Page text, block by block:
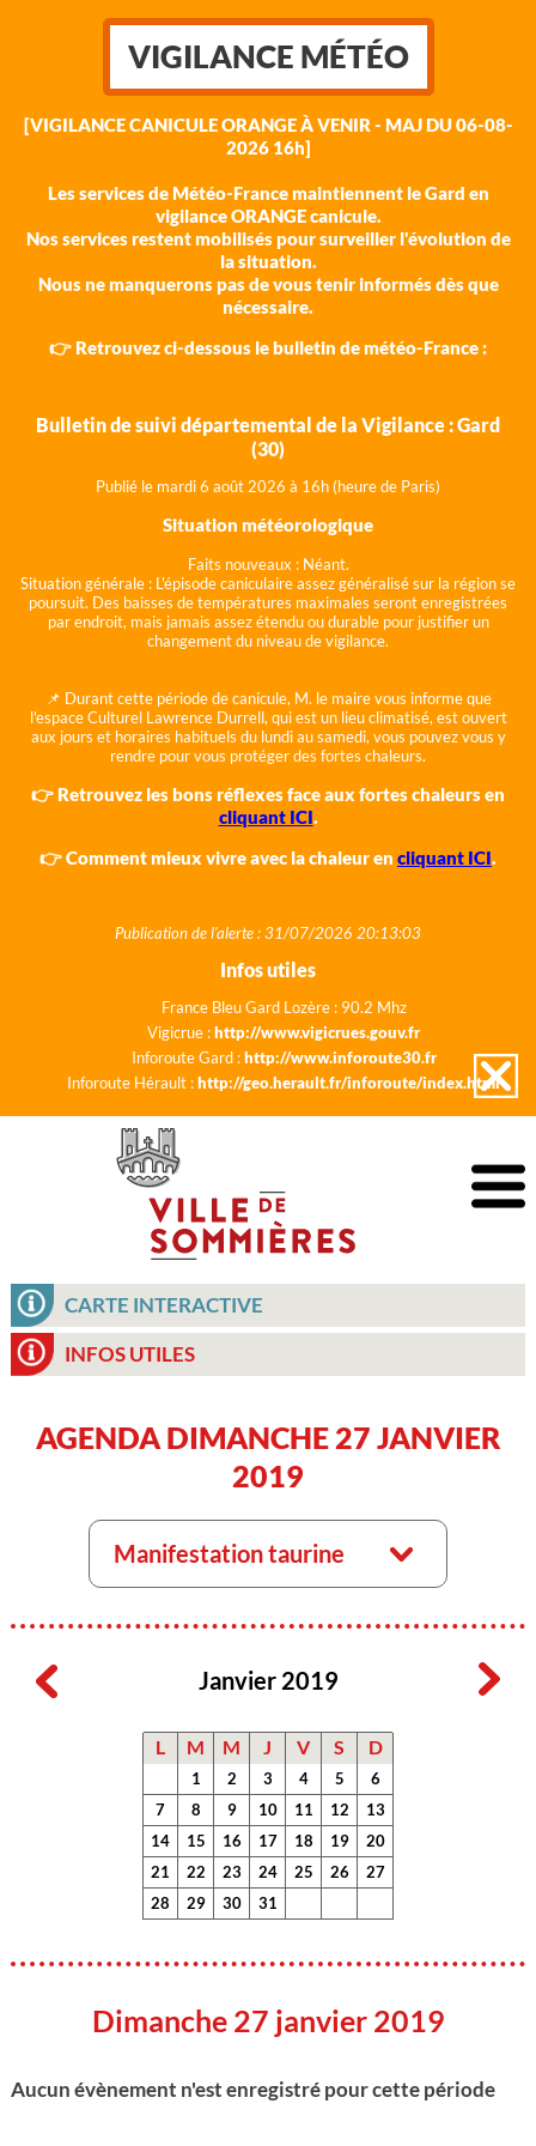
VIGILANCE MÉTÉO
[VIGILANCE CANICULE ORANGE À VENIR - MAJ DU 06-08-
2026 16h]
Les services de Météo-France maintiennent le Gard en
vigilance ORANGE canicule.
Nos services restent mobilisés pour surveiller l'évolution de
la situation.
Nous ne manquerons pas de vous tenir informés dès que
nécessaire.
👉 Retrouvez ci-dessous le bulletin de météo-France :
Bulletin de suivi départemental de la Vigilance : Gard
(30)
Publié le mardi 6 août 2026 à 16h (heure de Paris)
Situation météorologique
Faits nouveaux : Néant.
Situation générale : L'épisode caniculaire assez généralisé sur la région se
poursuit. Des baisses de températures maximales seront enregistrées
par endroit, mais jamais assez étendu ou durable pour justifier un
changement du niveau de vigilance.
📌 Durant cette période de canicule, M. le maire vous informe que
l'espace Culturel Lawrence Durrell, qui est un lieu climatisé, est ouvert
aux jours et horaires habituels du lundi au samedi, vous pouvez vous y
rendre pour vous protéger des fortes chaleurs.
👉 Retrouvez les bons réflexes face aux fortes chaleurs en
cliquant ICI.
👉 Comment mieux vivre avec la chaleur en cliquant ICI.
Publication de l'alerte : 31/07/2026 20:13:03
Infos utiles
France Bleu Gard Lozère : 90.2 Mhz
Vigicrue :http://www.vigicrues.gouv.fr
Inforoute Gard :http://www.inforoute30.fr
Inforoute Hérault :http://geo.herault.fr/inforoute/index.html
CARTE INTERACTIVE
INFOS UTILES
AGENDA DIMANCHE 27 JANVIER
2019
Manifestation taurine
Janvier 2019
L M M J V S D
1 2 3 4 5
6
7
8 9 10 11 12
13
14
15 16 17 18 19
20
21
22 23 24 25 26
27
28
29 30 31
Dimanche 27 janvier 2019
Aucun évènement n'est enregistré pour cette période